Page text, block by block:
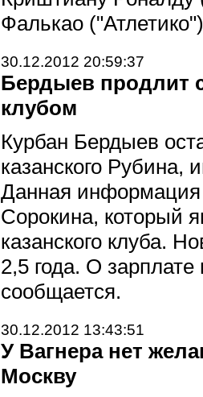
Фалькао
30.12.2012 20:59:37
Бердыев продлит
клубом
Курбан Бердыев
казанского
Данная информация
Сорокина, который
казанского клуба.
2,5 года. О
сообщается.
30.12.2012 13:43:51
У Вагнера нет
Москву